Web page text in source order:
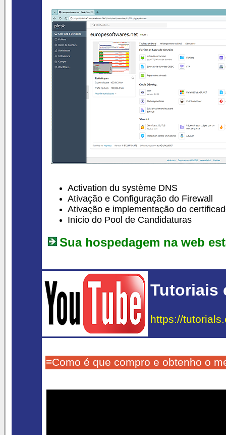
Activation du système DNS
Ativação e Configuração do Firewall
Ativação e implementação do
Início do Pool de Candidaturas
Sua hospedagem na web
Tutoriais
https://
≡Como é que compro e obtenho o